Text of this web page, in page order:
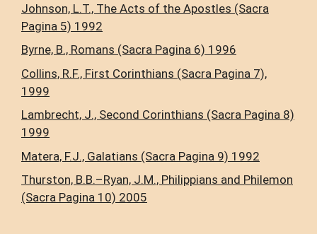
Johnson, L.T., The Acts of the Apostles (Sacra
Pagina 5) 1992
Byrne, B., Romans (Sacra Pagina 6) 1996
Collins, R.F., First Corinthians (Sacra Pagina 7),
1999
Lambrecht, J., Second Corinthians (Sacra Pagina 8)
1999
Matera, F.J., Galatians (Sacra Pagina 9) 1992
Thurston, B.B.–Ryan, J.M., Philippians and Philemon
(Sacra Pagina 10) 2005